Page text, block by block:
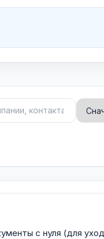
с нуля (для ухода